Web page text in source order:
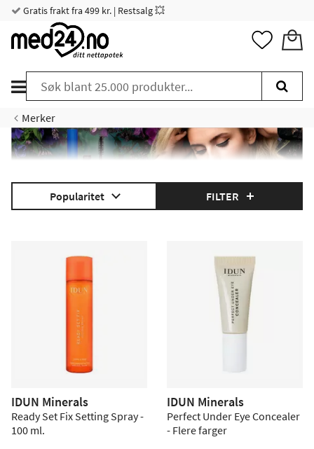
Gratis frakt fra 499 kr. | Restsalg 💥
Merker
Popularitet FILTER
IDUN Minerals
Ready Set Fix Setting Spray -
100 ml.
IDUN Minerals
Perfect Under Eye Concealer
- Flere farger